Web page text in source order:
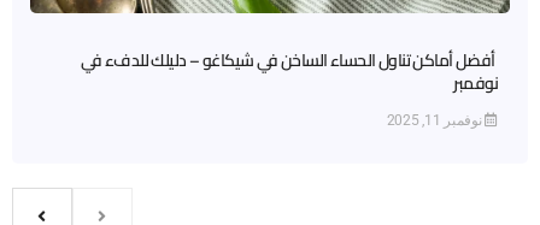
أفضل أماكن تناول الحساء الساخن في شيكاغو – دليلك للدفء في
نوفمبر
نوفمبر 11, 2025